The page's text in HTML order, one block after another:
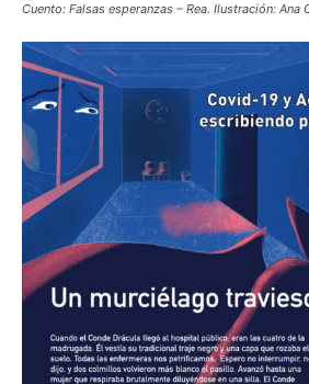
Cuento: Falsas esperanzas – Rea. Ilustración: Ana